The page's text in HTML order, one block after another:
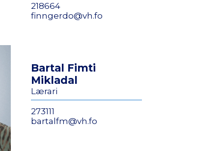
218664
finngerdo@vh.fo
Bartal Fimti
Mikladal
Lærari
273111
bartalfm@vh.fo